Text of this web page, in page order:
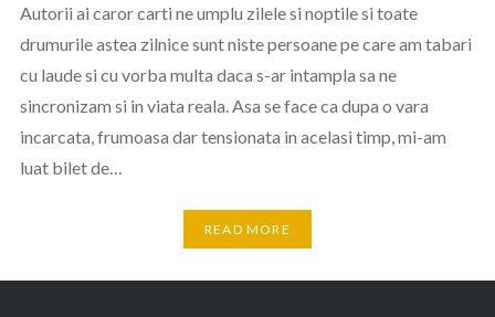
Autorii ai caror carti ne umplu zilele si noptile si toate
drumurile astea zilnice sunt niste persoane pe care am tabari
cu laude si cu vorba multa daca s-ar intampla sa ne
sincronizam si in viata reala. Asa se face ca dupa o vara
incarcata, frumoasa dar tensionata in acelasi timp, mi-am
luat bilet de…
READ MORE